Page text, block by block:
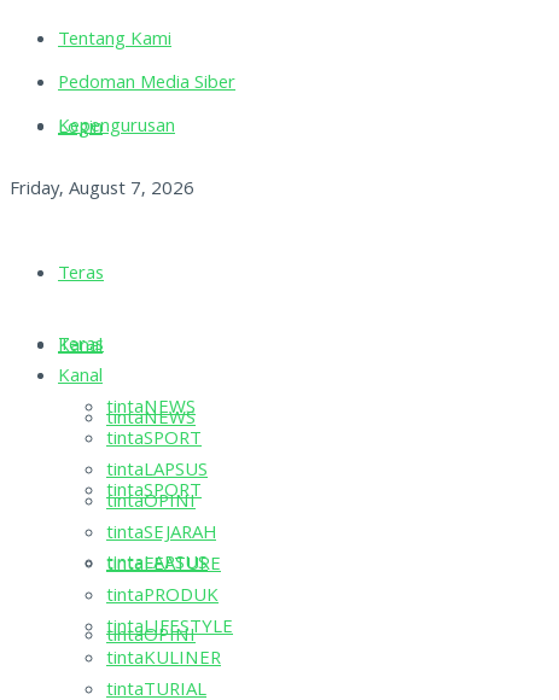
Tentang Kami
Pedoman Media Siber
Kepengurusan
Friday, August 7, 2026
Login
Teras
Kanal
tintaNEWS
tintaSPORT
tintaLAPSUS
tintaOPINI
Teras
Kanal
tintaNEWS
tintaSPORT
tintaLAPSUS
tintaOPINI
tintaSEJARAH
tintaFEATURE
tintaPRODUK
tintaLIFESTYLE
tintaKULINER
tintaTURIAL